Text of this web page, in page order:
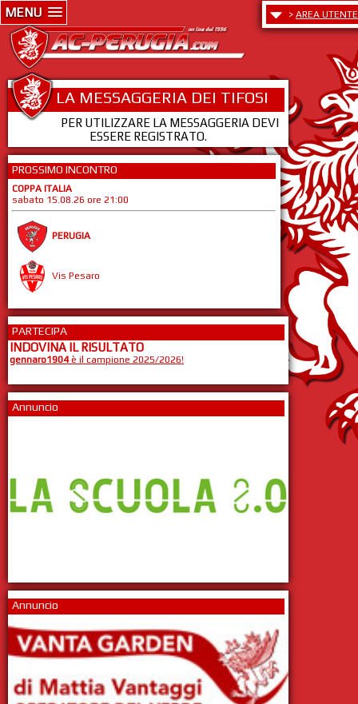
MENU > AREA UTENTE
LA MESSAGGERIA DEI TIFOSI
PER UTILIZZARE LA MESSAGGERIA DEVI
ESSERE REGISTRATO.
PROSSIMO INCONTRO
COPPA ITALIA
sabato 15.08.26 ore 21:00
PERUGIA
Vis Pesaro
PARTECIPA
INDOVINA IL RISULTATO
gennaro1904è il campione 2025/2026!
Annuncio
Annuncio